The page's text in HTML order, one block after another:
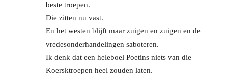
beste troepen.
Die zitten nu vast.
En het westen blijft maar zuigen en zuigen en de
vredesonderhandelingen saboteren.
Ik denk dat een heleboel Poetins niets van die
Koersktroepen heel zouden laten.